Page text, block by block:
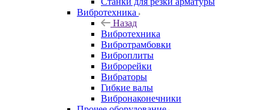
Вибротехника
Назад
Вибротехника
Вибротрамбовки
Виброплиты
Виброрейки
Вибраторы
Гибкие валы
Вибронаконечники